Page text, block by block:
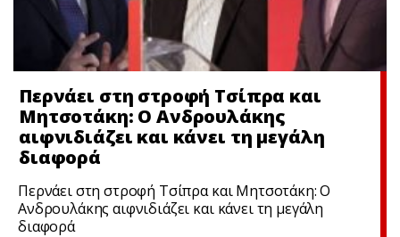
Περνάει στη στροφή Τσίπρα και
Μητσοτάκη: Ο Ανδρουλάκης
αιφνιδιάζει και κάνει τη μεγάλη
διαφορά
Περνάει στη στροφή Τσίπρα και Μητσοτάκη: Ο
Ανδρουλάκης αιφνιδιάζει και κάνει τη μεγάλη
διαφορά